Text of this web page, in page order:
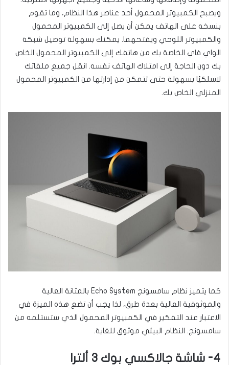
ويصبح الكمبيوتر المحمول أحد عناصر هذا النظام، وما تقوم
بنسخه على الهاتف يمكن أن يصل إلى الكمبيوتر المحمول
والكمبيوتر اللوحي ويفتحهما. يمكنك بسهولة توصيل شبكة
الواي فاي الخاصة بك من هاتفك إلى الكمبيوتر المحمول الخاص
بك دون الحاجة إلى امتلاك الهاتف نفسه. انقل جميع ملفاتك
لاسلكيًا بسهولة حتى تتمكن من إدارتها من الكمبيوتر المحمول
المنزلي الخاص بك.
كما يتميز نظام سامسونج Echo System بالمتانة العالية
والموثوقية العالية بعدة طرق، لذا يجب أن تضع هذه الميزة في
الاعتبار عند التفكير في الكمبيوتر المحمول الذي ستستلمه من
سامسونج. النظام البيئي موثوق للغاية.
4- شاشة جالاكسي بوك 3 ألترا